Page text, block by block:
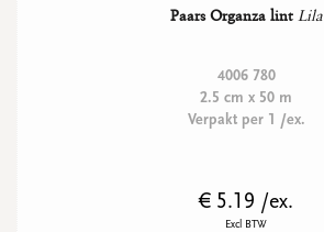
Paars Organza lint Lila
4006 780
2.5 cm x 50 m
Verpakt per 1 /ex.
€ 5.19 /ex.
Excl BTW